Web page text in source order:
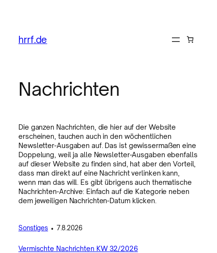
hrrf.de
Nachrichten
Die ganzen Nachrichten, die hier auf der Website
erscheinen, tauchen auch in den wöchentlichen
Newsletter-Ausgaben auf. Das ist gewissermaßen eine
Doppelung, weil ja alle Newsletter-Ausgaben ebenfalls
auf dieser Website zu finden sind, hat aber den Vorteil,
dass man direkt auf eine Nachricht verlinken kann,
wenn man das will. Es gibt übrigens auch thematische
Nachrichten-Archive: Einfach auf die Kategorie neben
dem jeweiligen Nachrichten-Datum klicken.
Sonstiges • 7.8.2026
Vermischte Nachrichten KW 32/2026